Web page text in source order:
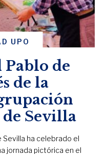
UPO
de
de la
de Sevilla
ha celebrado el
jornada pictórica en el